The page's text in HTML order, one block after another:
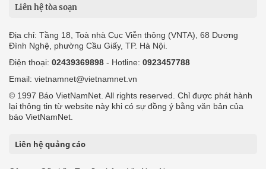
Liên hệ tòa soạn
Địa chỉ: Tầng 18, Toà nhà Cục Viễn thông (VNTA), 68 Dương
Đình Nghệ, phường Cầu Giấy, TP. Hà Nội.
Điện thoại: 02439369898 - Hotline: 0923457788
Email: vietnamnet@vietnamnet.vn
© 1997 Báo VietNamNet. All rights reserved. Chỉ được phát hành
lại thông tin từ website này khi có sự đồng ý bằng văn bản của
báo VietNamNet.
Liên hệ quảng cáo